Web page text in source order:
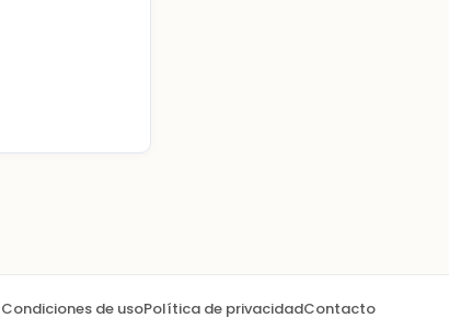
Condiciones de usoPolítica de privacidadContacto